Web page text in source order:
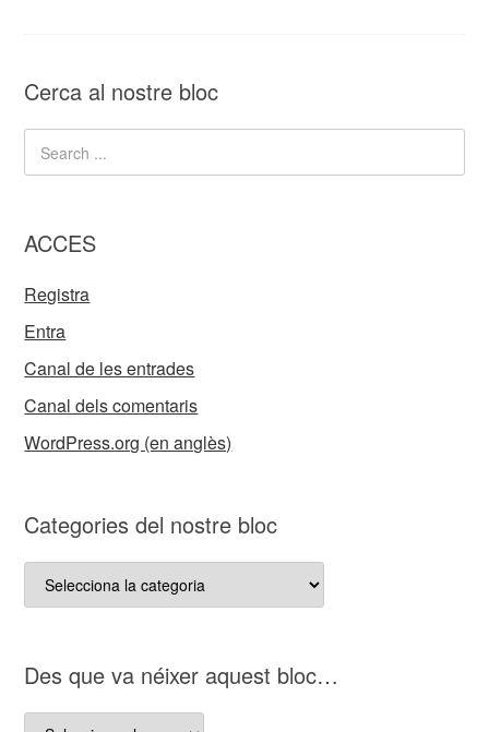
Cerca al nostre bloc
ACCES
Registra
Entra
Canal de les entrades
Canal dels comentaris
WordPress.org (en anglès)
Categories del nostre bloc
Categories
del
D es que va néixer aquest bloc…
D es